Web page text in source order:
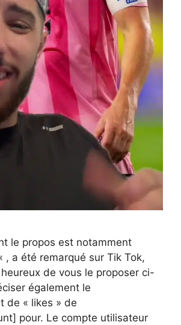
le propos est notamment
, a été remarqué sur Tik Tok,
de vous le proposer ci-
également le
de « likes » de
pour. Le compte utilisateur